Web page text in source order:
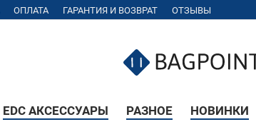
ОПЛАТА ГАРАНТИЯ И ВОЗВРАТ ОТЗЫВЫ
EDC АКСЕССУАРЫ РАЗНОЕ НОВИНКИ